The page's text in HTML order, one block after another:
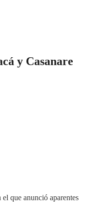
y Casanare
que anunció aparentes